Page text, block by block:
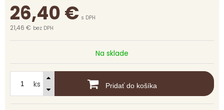
26,40€ s DPH
21,46 € bez DPH
Na sklade
ks Pridať do košíka